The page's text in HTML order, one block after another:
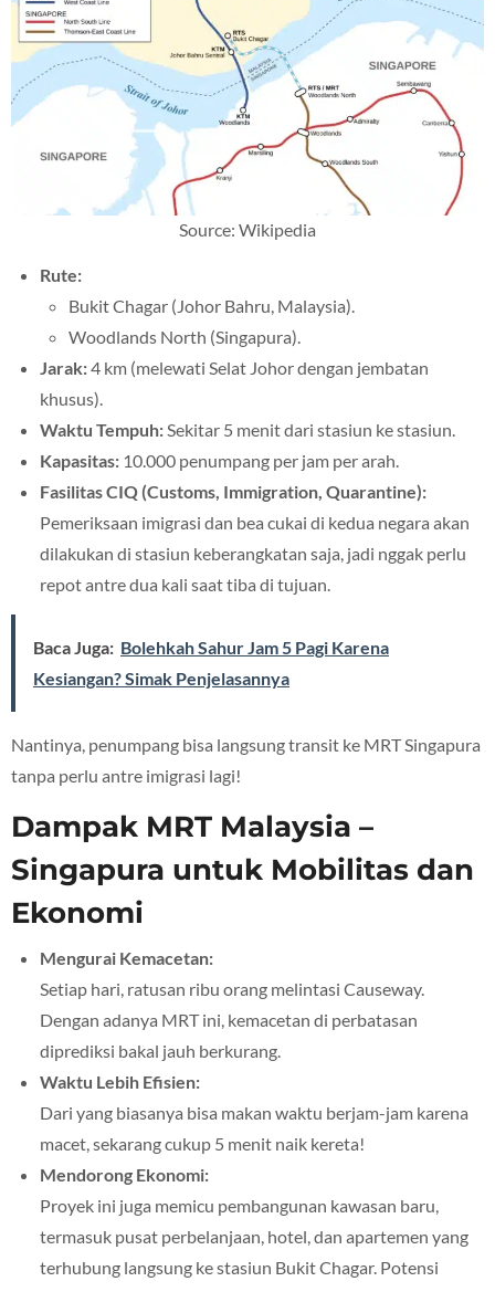
Source: Wikipedia
Rute:
Bukit Chagar (Johor Bahru, Malaysia).
Woodlands North (Singapura).
Jarak:4 km (melewati Selat Johor dengan jembatan
khusus).
Waktu Tempuh:Sekitar 5 menit dari stasiun ke stasiun.
Kapasitas: 10.000 penumpang per jam per arah.
Fasilitas CIQ (Customs, Immigration, Quarantine):
Pemeriksaan imigrasi dan bea cukai di kedua negara akan
dilakukan di stasiun keberangkatan saja, jadi nggak perlu
repot antre dua kali saat tiba di tujuan.
Baca Juga: Bolehkah Sahur Jam 5 Pagi Karena
Kesiangan? Simak Penjelasannya
Nantinya, penumpang bisa langsung transit ke MRT Singapura
tanpa perlu antre imigrasi lagi!
Dampak MRT Malaysia –
Singapura untuk Mobilitas dan
Ekonomi
Mengurai Kemacetan:
Setiap hari, ratusan ribu orang melintasi Causeway.
Dengan adanya MRT ini, kemacetan di perbatasan
diprediksi bakal jauh berkurang.
Waktu Lebih Efisien:
Dari yang biasanya bisa makan waktu berjam-jam karena
macet, sekarang cukup 5 menit naik kereta!
Mendorong Ekonomi:
Proyek ini juga memicu pembangunan kawasan baru,
termasuk pusat perbelanjaan, hotel, dan apartemen yang
terhubung langsung ke stasiun Bukit Chagar. Potensi